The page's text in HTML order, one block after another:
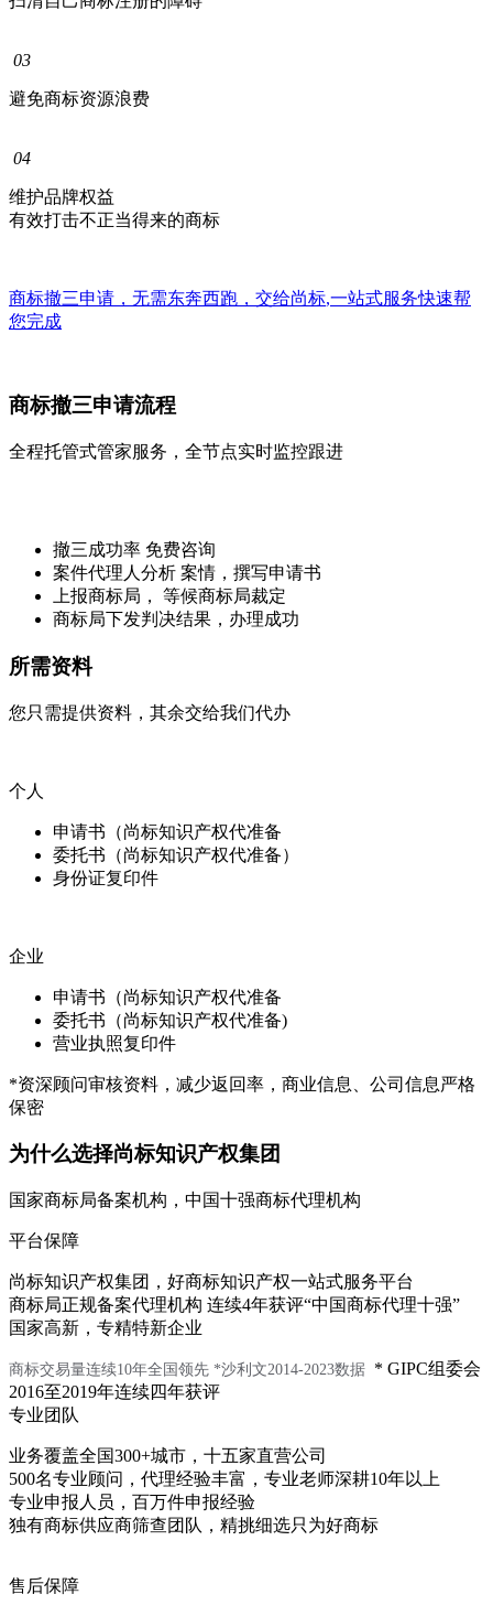
03
避免商标资源浪费
04
维护品牌权益
有效打击不正当得来的商标
商标撤三申请，无需东奔西跑，交给尚标,一站式服务快速帮
您完成
商标撤三申请流程
全程托管式管家服务，全节点实时监控跟进
撤三成功率 免费咨询
案件代理人分析 案情，撰写申请书
上报商标局， 等候商标局裁定
商标局下发判决结果，办理成功
所需资料
您只需提供资料，其余交给我们代办
个人
申请书（尚标知识产权代准备
委托书（尚标知识产权代准备）
身份证复印件
企业
申请书（尚标知识产权代准备
委托书（尚标知识产权代准备)
营业执照复印件
*资深顾问审核资料，减少返回率，商业信息、公司信息严格
保密
为什么选择尚标知识产权集团
国家商标局备案机构，中国十强商标代理机构
平台保障
尚标知识产权集团，好商标知识产权一站式服务平台
商标局正规备案代理机构 连续4年获评“中国商标代理十强”
国家高新，专精特新企业
商标交易量连续10年全国领先 *沙利文2014-2023数据 * GIPC组委会
2016至2019年连续四年获评
专业团队
业务覆盖全国300+城市，十五家直营公司
500名专业顾问，代理经验丰富，专业老师深耕10年以上
专业申报人员，百万件申报经验
独有商标供应商筛查团队，精挑细选只为好商标
售后保障